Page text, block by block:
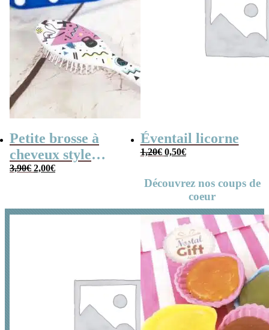
Petite brosse à
cheveux style
années 80
3,90€ Le
3,90€.
2,00€Le
2,00€.
Éventail licorne
1,20€ Le
était :
0,50€Le
est :
0,50€.
Découvrez nos coups de
coeur